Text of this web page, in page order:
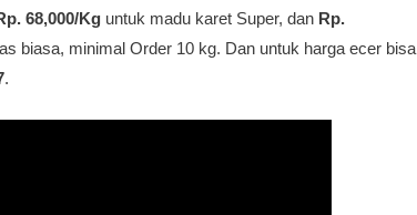
68,000/Kg untuk madu karet Super, dan Rp.
biasa, minimal Order 10 kg. Dan untuk harga ecer bisa
.